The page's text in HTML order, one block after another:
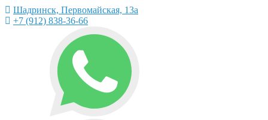
Шадринск, Первомайская, 13а
+7 (912) 838-36-66